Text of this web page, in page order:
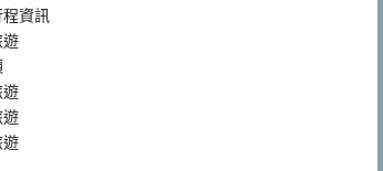
資訊
遊
遊
遊
遊